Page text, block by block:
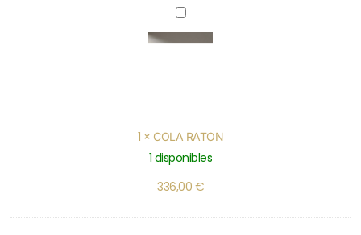
COLA
RATON
1 × COLA RATON
1 disponibles
336,00 €